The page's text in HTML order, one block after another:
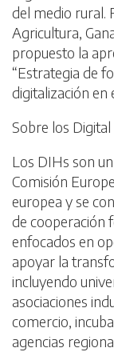
del medio rural.
Agricultura,
propuesto la
“Estrategia de
digitalización en
Sobre los
Los DIHs son
Comisión
europea y se
de cooperación
enfocados en
apoyar la
incluyendo
asociaciones
comercio,
agencias